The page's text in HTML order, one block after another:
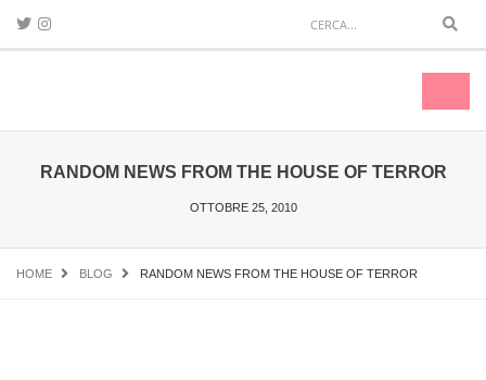
RANDOM NEWS FROM THE HOUSE OF TERROR
OTTOBRE 25, 2010
HOME BLOG RANDOM NEWS FROM THE HOUSE OF TERROR